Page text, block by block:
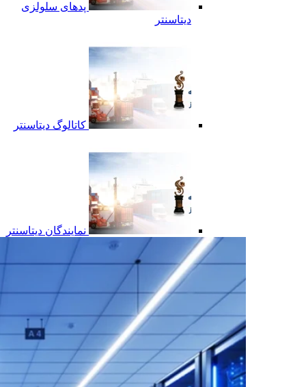
پدهای سلولزی
دیتاسنتر
کاتالوگ دیتاسنتر
نمایندگان دیتاسنتر